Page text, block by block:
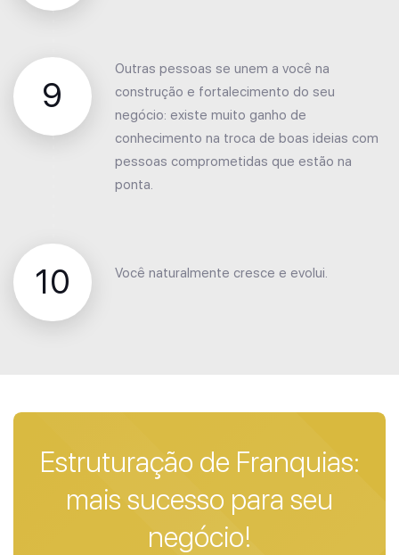
9
Outras pessoas se unem a você na
construção e fortalecimento do seu
negócio: existe muito ganho de
conhecimento na troca de boas ideias com
pessoas comprometidas que estão na
ponta.
10 Você naturalmente cresce e evolui.
Estruturação de Franquias:
mais sucesso para seu
negócio!